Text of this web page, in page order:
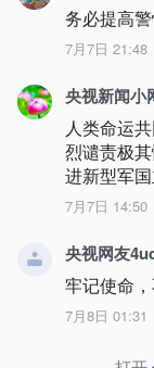
务必提高
7月7日 21:48
央视新闻
人类命运
烈谴责极
进新型军
7月7日 14:50
央视网友
牢记使命
7月8日 01:31